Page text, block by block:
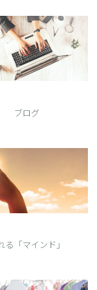
ブログ
る「マインド」